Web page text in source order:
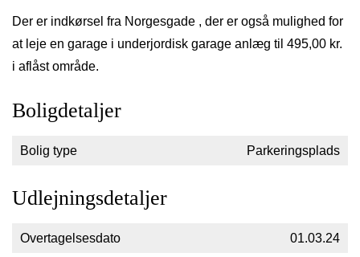
Der er indkørsel fra Norgesgade , der er også mulighed for
at leje en garage i underjordisk garage anlæg til 495,00 kr.
i aflåst område.
Boligdetaljer
Bolig type Parkeringsplads
Udlejningsdetaljer
Overtagelsesdato 01.03.24